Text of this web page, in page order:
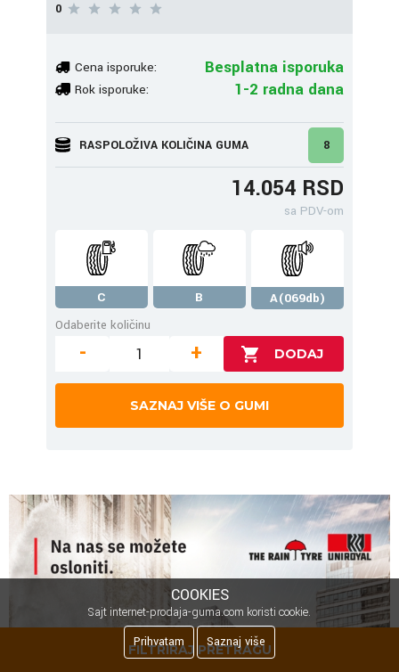
FILTRIRAJ PRETRAGU
0
Cena isporuke: Besplatna isporuka
Rok isporuke: 1-2 radna dana
RASPOLOŽIVA KOLIČINA GUMA 8
14.054 RSD
sa PDV-om
C B
A(069db)
Odaberite količinu
- +
SAZNAJ VIŠE O GUMI
COOKIES
Sajt internet-prodaja-guma.com koristi cookie.
Prihvatam
Saznaj više